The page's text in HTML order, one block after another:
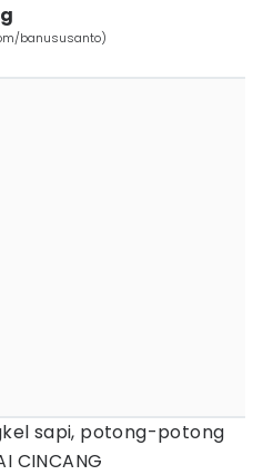
banususanto)
sapi, potong-potong
CINCANG